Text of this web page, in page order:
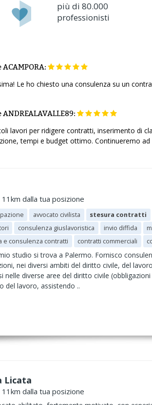
più di 80.000
professionisti
ACAMPORA:
Le ho chiesto una consulenza su un
ANDREALAVALLE89:
lavori per ridigere contratti, inserimento di
tempi e budget ottimo. Continueremo
11km dalla tua posizione
avvocato civilista stesura contratti
consulenza giuslavoristica invio diffida
e consulenza contratti contratti commerciali
studio si trova a Palermo. Fornisco
nei diversi ambiti del diritto civile, del
nelle diverse aree del diritto civile
del lavoro, assistendo ..
Licata
11km dalla tua posizione